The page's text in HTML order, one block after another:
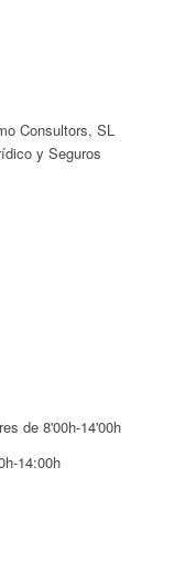
Consultors, SL
y Seguros
de 8'00h-14'00h
14:00h